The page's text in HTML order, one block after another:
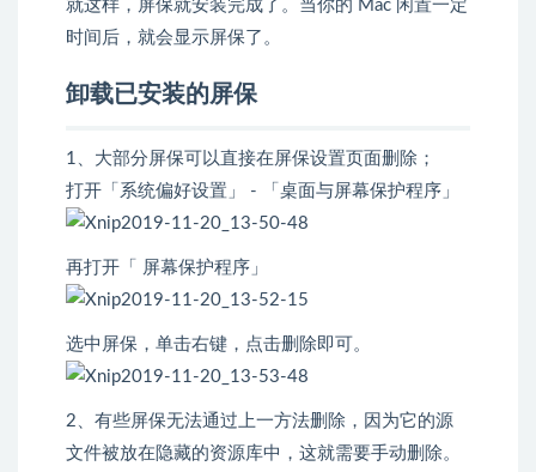
就这样，屏保就安装完成了。当你的 Mac 闲置一定
时间后，就会显示屏保了。
卸载已安装的屏保
1、大部分屏保可以直接在屏保设置页面删除；
打开「系统偏好设置」 - 「桌面与屏幕保护程序」
再打开「 屏幕保护程序」
选中屏保，单击右键，点击删除即可。
2、有些屏保无法通过上一方法删除，因为它的源
文件被放在隐藏的资源库中，这就需要手动删除。